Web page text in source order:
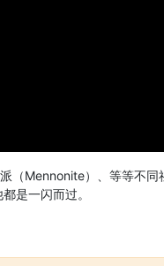
（Mennonite）、等等不
是一闪而过。